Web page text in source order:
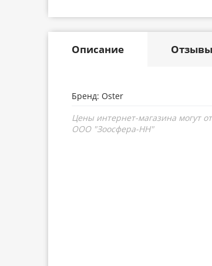
Описание Отзывы
Бренд: Oster
Цены интернет-магазина могут
ООО "Зоосфера-НН"